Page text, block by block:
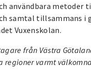
användbara
samtal tillsammans
Vuxenskolan.
från Västra
varmt